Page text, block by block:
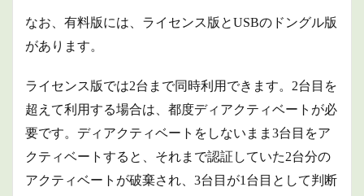
なお、有料版には、ライセンス版とUSBのドングル版
があります。
ライセンス版では2台まで同時利用できます。2台目を
超えて利用する場合は、都度ディアクティベートが必
要です。ディアクティベートをしないまま3台目をア
クティベートすると、それまで認証していた2台分の
アクティベートが破棄され、3台目が1台目として判断